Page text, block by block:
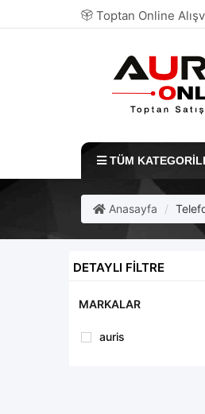
Toptan Online
TÜM
Anasayfa
DETAYLI FILTRE
MARKALAR
auris